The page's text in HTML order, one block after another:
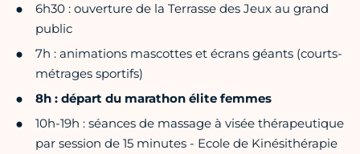
6h30 : ouverture de la Terrasse des Jeux au grand
public
7h : animations mascottes et écrans géants (courts-
métrages sportifs)
8h : départ du marathon élite femmes
10h-19h : séances de massage à visée thérapeutique
par session de 15 minutes - Ecole de Kinésithérapie